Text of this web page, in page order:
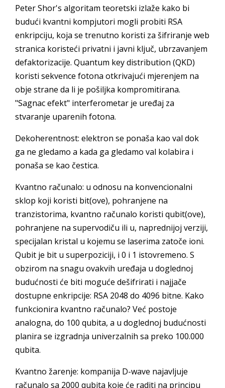
Peter Shor's algoritam teoretski izlaže kako bi
budući kvantni kompjutori mogli probiti RSA
enkripciju, koja se trenutno koristi za šifriranje web
stranica koristeći privatni i javni ključ, ubrzavanjem
defaktorizacije. Quantum key distribution (QKD)
koristi sekvence fotona otkrivajući mjerenjem na
obje strane da li je pošiljka kompromitirana.
"Sagnac efekt" interferometar je uređaj za
stvaranje uparenih fotona.
Dekoherentnost: elektron se ponaša kao val dok
ga ne gledamo a kada ga gledamo val kolabira i
ponaša se kao čestica.
Kvantno računalo: u odnosu na konvencionalni
sklop koji koristi bit(ove), pohranjene na
tranzistorima, kvantno računalo koristi qubit(ove),
pohranjene na supervodiču ili u, naprednijoj verziji,
specijalan kristal u kojemu se laserima zatoče ioni.
Qubit je bit u superpoziciji, i 0 i 1 istovremeno. S
obzirom na snagu ovakvih uređaja u doglednoj
budućnosti će biti moguće dešifrirati i najjače
dostupne enkripcije: RSA 2048 do 4096 bitne. Kako
funkcionira kvantno računalo? Već postoje
analogna, do 100 qubita, a u doglednoj budućnosti
planira se izgradnja univerzalnih sa preko 100.000
qubita.
Kvantno žarenje: kompanija D-wave najavljuje
računalo sa 2000 qubita koje će raditi na principu